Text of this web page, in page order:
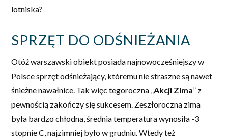
lotniska?
SPRZĘT DO ODŚNIEŻANIA
Otóż warszawski obiekt posiada najnowocześniejszy w
Polsce sprzęt odśnieżający, któremu nie straszne są nawet
śnieżne nawałnice. Tak więc tegoroczna „ Akcji Zima” z
pewnością zakończy się sukcesem. Zeszłoroczna zima
była bardzo chłodna, średnia temperatura wynosiła -3
stopnie C, najzimniej było w grudniu. Wtedy też